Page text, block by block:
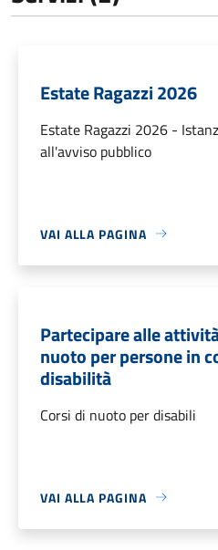
Estate Ragazzi 2026
Estate Ragazzi 2026 -
all'avviso pubblico
VAI ALLA PAGINA
Partecipare alle
nuoto per persone in
disabilità
Corsi di nuoto per disabili
VAI ALLA PAGINA